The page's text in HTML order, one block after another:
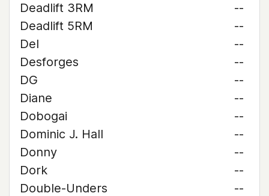
Deadlift 3RM
--
Deadlift 5RM
--
Del
--
Desforges
--
DG
--
Diane
--
Dobogai
--
Dominic J. Hall
--
Donny
--
Dork
--
Double-Unders
--